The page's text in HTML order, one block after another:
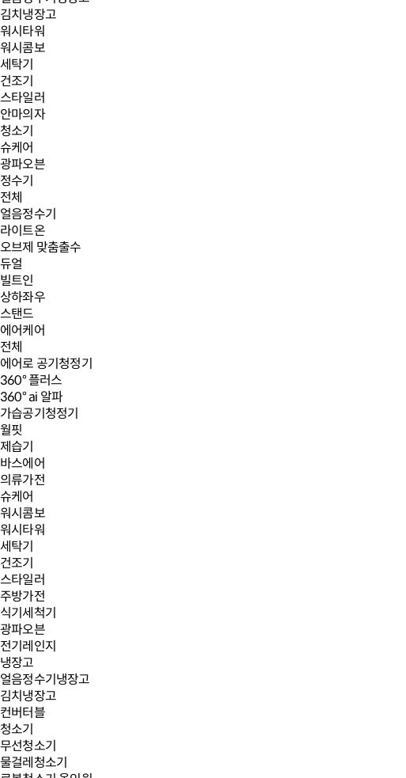
김치냉장고
워시타워
워시콤보
세탁기
건조기
스타일러
안마의자
청소기
슈케어
광파오븐
정수기
전체
얼음정수기
라이트온
오브제 맞춤출수
듀얼
빌트인
상하좌우
스탠드
에어케어
전체
에어로 공기청정기
360° 플러스
360° ai 알파
가습공기청정기
월핏
제습기
바스에어
의류가전
슈케어
워시콤보
워시타워
세탁기
건조기
스타일러
주방가전
식기세척기
광파오븐
전기레인지
냉장고
얼음정수기냉장고
김치냉장고
컨버터블
청소기
무선청소기
물걸레청소기